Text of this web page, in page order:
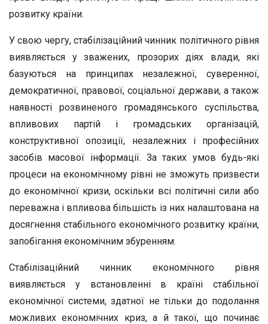
розвитку країни.
У свою чергу, стабілізаційний чинник політичного рівня
виявляється у зважених, прозорих діях влади, які
базуються на принципах незалежної, суверенної,
демократичної, правової, соціальної держави, а також
наявності розвиненого громадянського суспільства,
впливових партій і громадських організацій,
конструктивної опозиції, незалежних і професійних
засобів масової інформації. За таких умов будь-які
процеси на економічному рівні не зможуть призвести
до економічної кризи, оскільки всі політичні сили або
переважна і впливова більшість із них налаштована на
досягнення стабільного економічного розвитку країни,
запобігання економічним збуренням.
Стабілізаційний чинник економічного рівня
виявляється у встановленні в країні стабільної
економічної системи, здатної не тільки до подолання
можливих економічних криз, а й такої, що починає